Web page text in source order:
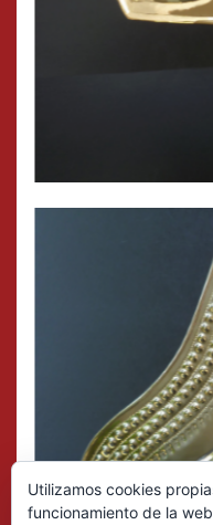
Utilizamos cookies
funcionamiento de la